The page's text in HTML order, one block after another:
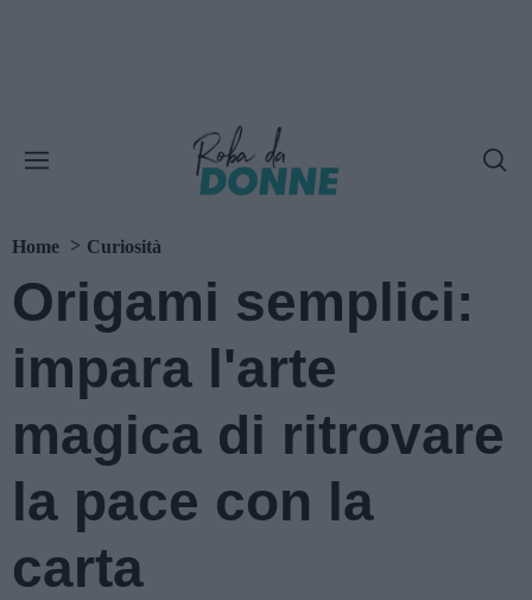
Home Curiosità
Origami semplici:
impara l'arte
magica di ritrovare
la pace con la
carta